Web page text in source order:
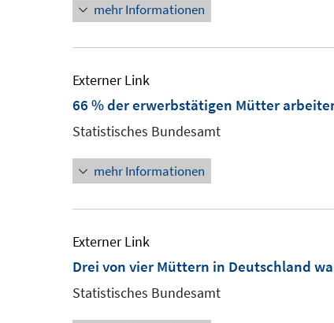
mehr Informationen
Externer Link
66 % der erwerbstätigen Mütter
Statistisches Bundesamt
mehr Informationen
Externer Link
Drei von vier Müttern in Deutschland
Statistisches Bundesamt